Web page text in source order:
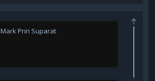
Mark Prin Suparat